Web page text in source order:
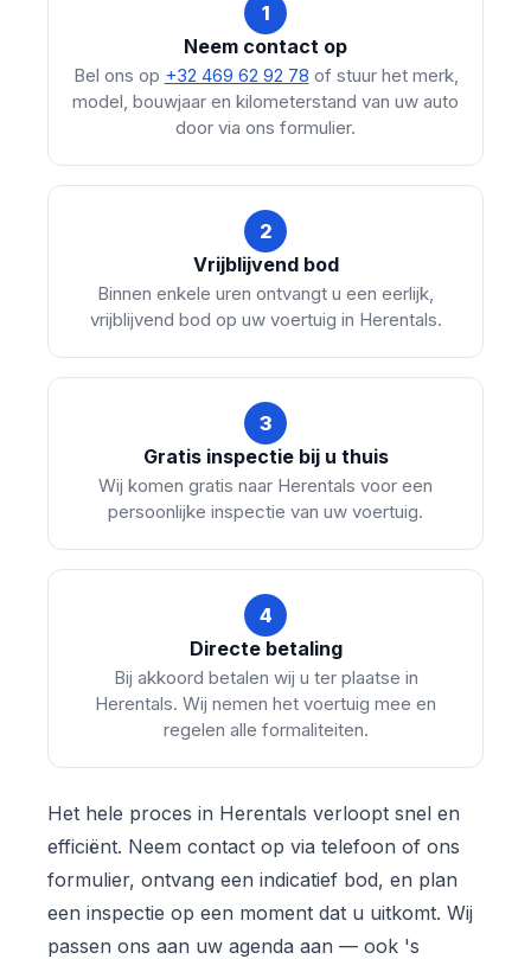
1
Neem contact op
Bel ons op +32 469 62 92 78 of stuur het merk,
model, bouwjaar en kilometerstand van uw auto
door via ons formulier.
2
Vrijblijvend bod
Binnen enkele uren ontvangt u een eerlijk,
vrijblijvend bod op uw voertuig in Herentals.
3
Gratis inspectie bij u thuis
Wij komen gratis naar Herentals voor een
persoonlijke inspectie van uw voertuig.
4
Directe betaling
Bij akkoord betalen wij u ter plaatse in
Herentals. Wij nemen het voertuig mee en
regelen alle formaliteiten.
Het hele proces in Herentals verloopt snel en
efficiënt. Neem contact op via telefoon of ons
formulier, ontvang een indicatief bod, en plan
een inspectie op een moment dat u uitkomt. Wij
passen ons aan uw agenda aan — ook 's